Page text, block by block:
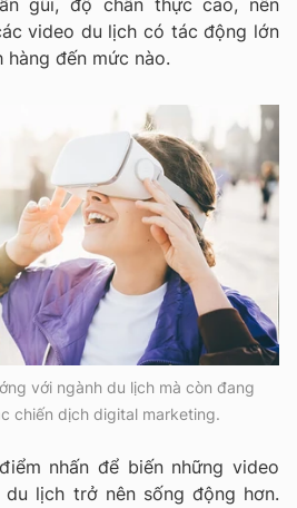
gũi, độ chân thực cao, nên
video du lịch có tác động lớn
hàng đến mức nào.
với ngành du lịch mà còn đang
chiến dịch digital marketing.
nhấn để biến những video
du lịch trở nên sống động hơn.